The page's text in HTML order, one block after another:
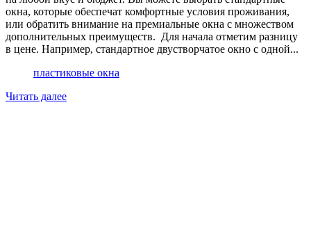
окна, которые обеспечат комфортные условия проживания,
или обратить внимание на премиальные окна с множеством
дополнительных преимуществ. Для начала отметим разницу
в цене. Например, стандартное двустворчатое окно с одной...
пластиковые окна
Читать далее